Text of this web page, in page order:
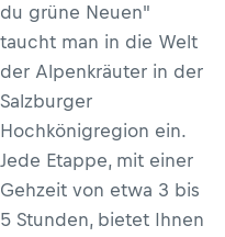
du grüne Neuen"
taucht man in die Welt
der Alpenkräuter in der
Salzburger
Hochkönigregion ein.
Jede Etappe, mit einer
Gehzeit von etwa 3 bis
5 Stunden, bietet Ihnen